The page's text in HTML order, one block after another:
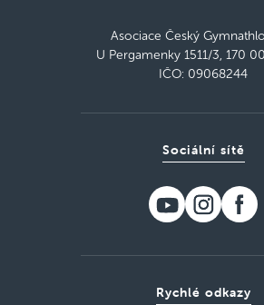
Asociace Český
U Pergamenky 1511/3, 170
IČO: 09068244
Rychlé odkazy
Sociální sítě